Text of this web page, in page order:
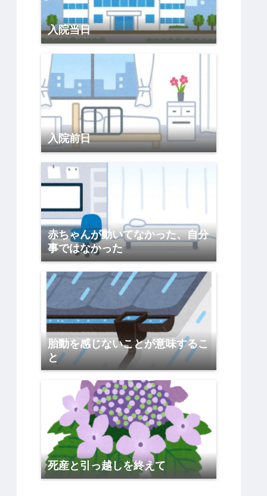
入院当日
入院前日
赤ちゃんが動いてなかった、自分
事ではなかった
胎動を感じないことが意味するこ
と
死産と引っ越しを終えて